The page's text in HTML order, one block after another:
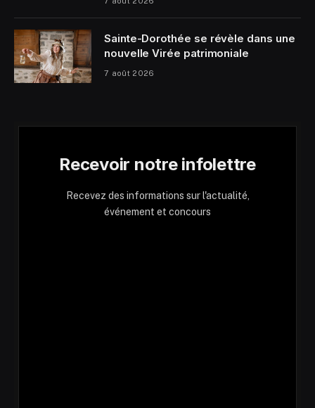
Sainte-Dorothée se révèle dans une
nouvelle Virée patrimoniale
7 août 2026
Recevoir notre infolettre
Recevez des informations sur l'actualité,
événement et concours